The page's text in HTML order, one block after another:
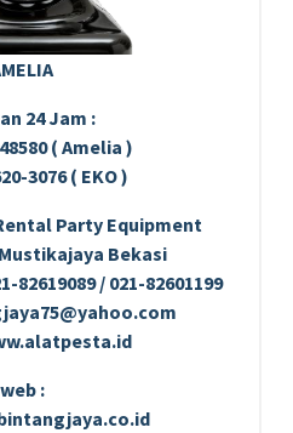
24 Jam :
( Amelia )
3076 ( EKO )
Party Equipment
Bekasi
82619089 / 021-82601199
web :